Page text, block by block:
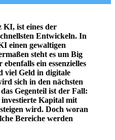
ist eines der
Entwickeln. In
einen gewaltigen
steht es um Big
ein essenzielles
viel Geld in digitale
sich in den nächsten
Gegenteil ist der Fall:
Kapital mit
wird. Doch woran
Bereiche werden